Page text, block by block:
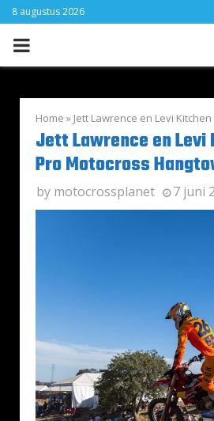
8 augustus 2026
PRIMARY
Home » Jett Lawrence en Levi
Jett Lawrence en Levi
Pro Motocross
by motocrossplanet 7 juni